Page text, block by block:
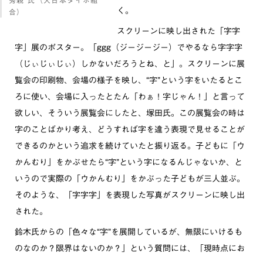
合）
く。
スクリーンに映し出された「字字
字」展のポスター。「ggg（ジージージー）でやるなら字字字
（じぃじぃじぃ）しかないだろうとね、と」。スクリーンに展
覧会の印刷物、会場の様子を映し、“字”という字をいたるとこ
ろに使い、会場に入ったとたん「わぁ！字じゃん！」と言って
欲しい、そういう展覧会にしたと、塚田氏。この展覧会の時は
字のことばかり考え、どうすれば字を違う表現で見せることが
できるのかという追求を続けていたと振り返る。子どもに「ウ
かんむり」をかぶせたら“字”という字になるんじゃないか、と
いうので実際の「ウかんむり」をかぶった子どもが三人並ぶ。
そのような、「字字字」を表現した写真がスクリーンに映し出
された。
鈴木氏からの「色々な“字”を展開しているが、無限にいけるも
のなのか？限界はないのか？」という質問には、「現時点にお